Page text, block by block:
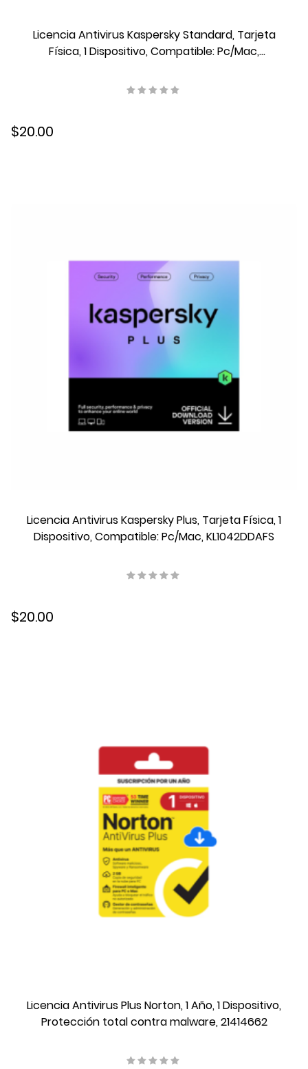
Licencia Antivirus Kaspersky Standard, Tarjeta
Física, 1 Dispositivo, Compatible: Pc/Mac,
$20.00
Licencia Antivirus Kaspersky Plus, Tarjeta Física, 1
Dispositivo, Compatible: Pc/Mac, KL1042DDAFS
$20.00
Licencia Antivirus Plus Norton, 1 Año, 1 Dispositivo,
Protección total contra malware, 21414662